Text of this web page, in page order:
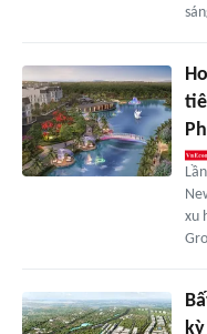
xu